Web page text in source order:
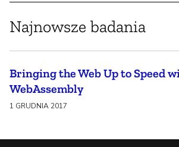
Najnowsze badania
Bringing the Web Up to Speed
WebAssembly
1 GRUDNIA 2017